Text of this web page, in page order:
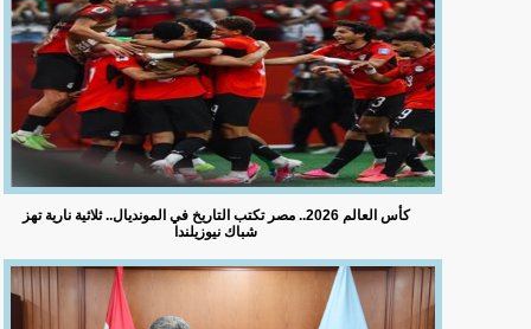
كأس العالم 2026.. مصر تكتب التاريخ في المونديال.. ثلاثية نارية تهز
شباك نيوزيلندا